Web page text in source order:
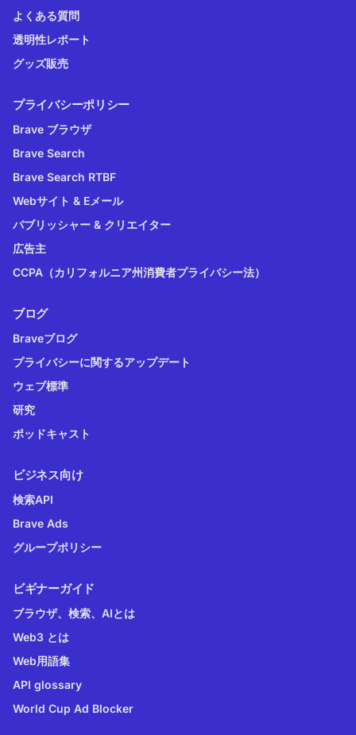
よくある質問
透明性レポート
グッズ販売
プライバシーポリシー
Brave ブラウザ
Brave Search
Brave Search RTBF
Webサイト & Eメール
パブリッシャー & クリエイター
広告主
CCPA（カリフォルニア州消費者プライバシー法）
ブログ
Braveブログ
プライバシーに関するアップデート
ウェブ標準
研究
ポッドキャスト
ビジネス向け
検索API
Brave Ads
グループポリシー
ビギナーガイド
ブラウザ、検索、AIとは
Web3 とは
Web用語集
API glossary
World Cup Ad Blocker